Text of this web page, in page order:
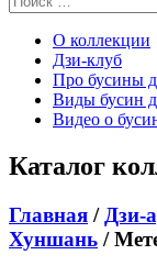
О коллекции
Дзи-клуб
Про бусины
Виды бусин
Видео о
Каталог
Главная / Дзи-
Хуншань /